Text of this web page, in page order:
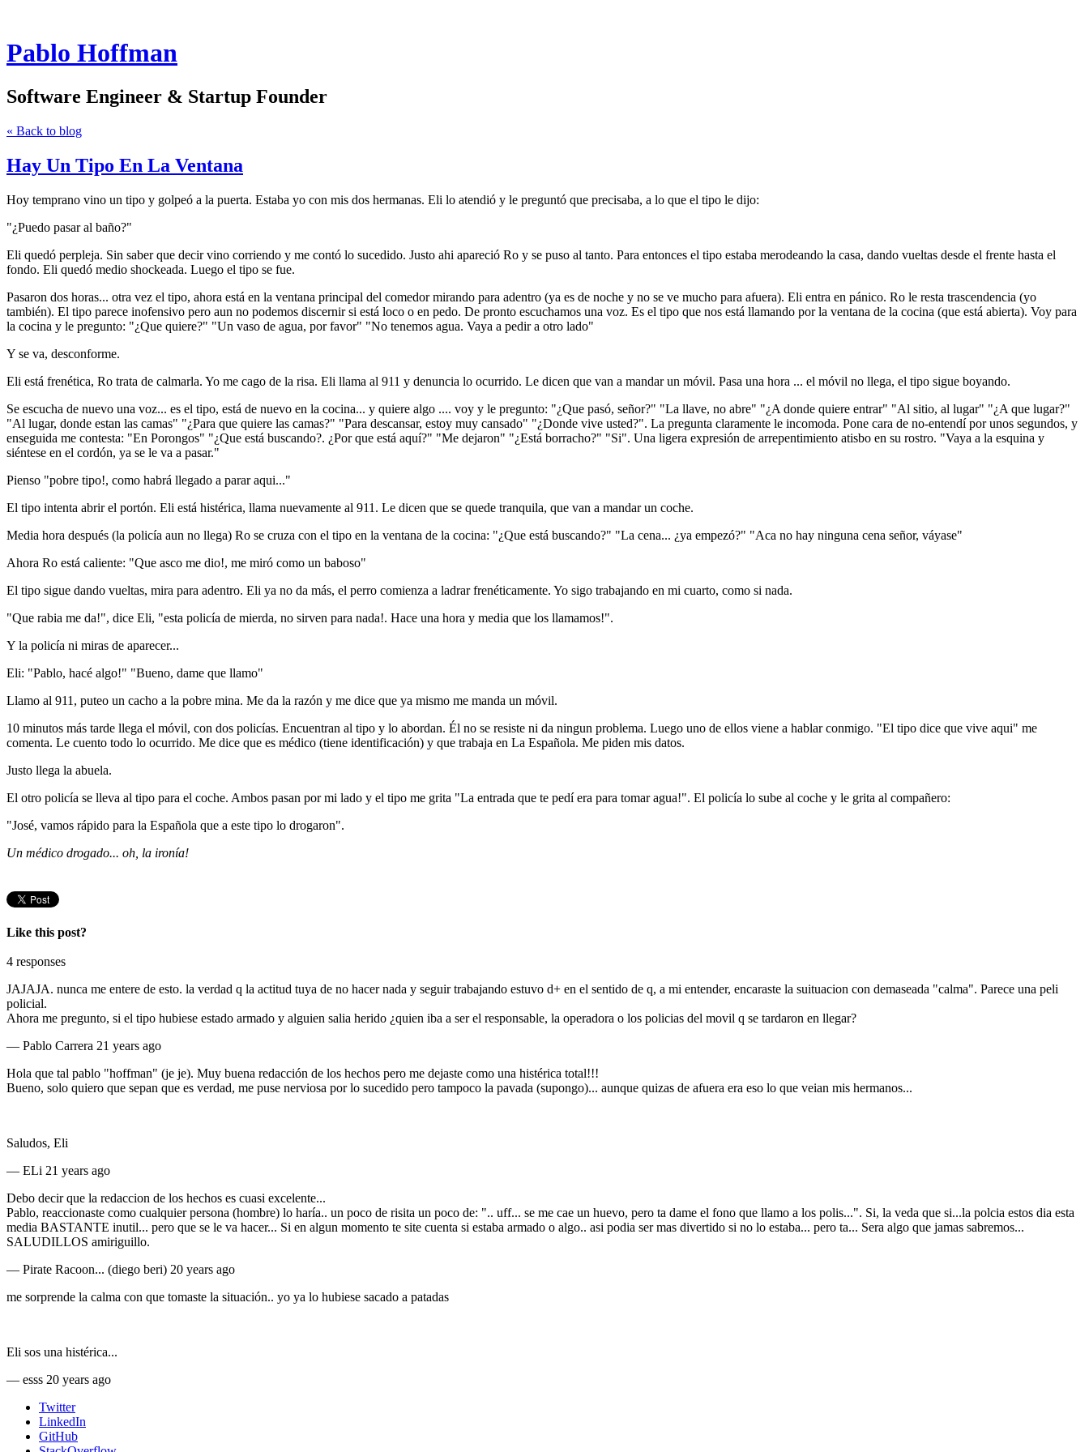
Pablo Hoffman
Software Engineer & Startup Founder
« Back to blog
Hay Un Tipo En La Ventana
Hoy temprano vino un tipo y golpeó a la puerta. Estaba yo con mis dos hermanas. Eli lo atendió y le preguntó que precisaba, a lo que el tipo le dijo:
"¿Puedo pasar al baño?"
Eli quedó perpleja. Sin saber que decir vino corriendo y me contó lo sucedido. Justo ahi apareció Ro y se puso al tanto. Para entonces el tipo estaba merodeando la casa, dando vueltas desde el frente hasta el
fondo. Eli quedó medio shockeada. Luego el tipo se fue.
Pasaron dos horas... otra vez el tipo, ahora está en la ventana principal del comedor mirando para adentro (ya es de noche y no se ve mucho para afuera). Eli entra en pánico. Ro le resta trascendencia (yo
también). El tipo parece inofensivo pero aun no podemos discernir si está loco o en pedo. De pronto escuchamos una voz. Es el tipo que nos está llamando por la ventana de la cocina (que está abierta). Voy para
la cocina y le pregunto: "¿Que quiere?" "Un vaso de agua, por favor" "No tenemos agua. Vaya a pedir a otro lado"
Y se va, desconforme.
Eli está frenética, Ro trata de calmarla. Yo me cago de la risa. Eli llama al 911 y denuncia lo ocurrido. Le dicen que van a mandar un móvil. Pasa una hora ... el móvil no llega, el tipo sigue boyando.
Se escucha de nuevo una voz... es el tipo, está de nuevo en la cocina... y quiere algo .... voy y le pregunto: "¿Que pasó, señor?" "La llave, no abre" "¿A donde quiere entrar" "Al sitio, al lugar" "¿A que lugar?"
"Al lugar, donde estan las camas" "¿Para que quiere las camas?" "Para descansar, estoy muy cansado" "¿Donde vive usted?". La pregunta claramente le incomoda. Pone cara de no-entendí por unos segundos, y
enseguida me contesta: "En Porongos" "¿Que está buscando?. ¿Por que está aquí?" "Me dejaron" "¿Está borracho?" "Si". Una ligera expresión de arrepentimiento atisbo en su rostro. "Vaya a la esquina y
siéntese en el cordón, ya se le va a pasar."
Pienso "pobre tipo!, como habrá llegado a parar aqui..."
El tipo intenta abrir el portón. Eli está histérica, llama nuevamente al 911. Le dicen que se quede tranquila, que van a mandar un coche.
Media hora después (la policía aun no llega) Ro se cruza con el tipo en la ventana de la cocina: "¿Que está buscando?" "La cena... ¿ya empezó?" "Aca no hay ninguna cena señor, váyase"
Ahora Ro está caliente: "Que asco me dio!, me miró como un baboso"
El tipo sigue dando vueltas, mira para adentro. Eli ya no da más, el perro comienza a ladrar frenéticamente. Yo sigo trabajando en mi cuarto, como si nada.
"Que rabia me da!", dice Eli, "esta policía de mierda, no sirven para nada!. Hace una hora y media que los llamamos!".
Y la policía ni miras de aparecer...
Eli: "Pablo, hacé algo!" "Bueno, dame que llamo"
Llamo al 911, puteo un cacho a la pobre mina. Me da la razón y me dice que ya mismo me manda un móvil.
10 minutos más tarde llega el móvil, con dos policías. Encuentran al tipo y lo abordan. Él no se resiste ni da ningun problema. Luego uno de ellos viene a hablar conmigo. "El tipo dice que vive aqui" me
comenta. Le cuento todo lo ocurrido. Me dice que es médico (tiene identificación) y que trabaja en La Española. Me piden mis datos.
Justo llega la abuela.
El otro policía se lleva al tipo para el coche. Ambos pasan por mi lado y el tipo me grita "La entrada que te pedí era para tomar agua!". El policía lo sube al coche y le grita al compañero:
"José, vamos rápido para la Española que a este tipo lo drogaron".
Un médico drogado... oh, la ironía!
Like this post?
4 responses
JAJAJA. nunca me entere de esto. la verdad q la actitud tuya de no hacer nada y seguir trabajando estuvo d+ en el sentido de q, a mi entender, encaraste la suituacion con demaseada "calma". Parece una peli
policial.
Ahora me pregunto, si el tipo hubiese estado armado y alguien salia herido ¿quien iba a ser el responsable, la operadora o los policias del movil q se tardaron en llegar?
— Pablo Carrera 21 years ago
Hola que tal pablo "hoffman" (je je). Muy buena redacción de los hechos pero me dejaste como una histérica total!!!
Bueno, solo quiero que sepan que es verdad, me puse nerviosa por lo sucedido pero tampoco la pavada (supongo)... aunque quizas de afuera era eso lo que veian mis hermanos...
Saludos, Eli
— ELi 21 years ago
Debo decir que la redaccion de los hechos es cuasi excelente...
Pablo, reaccionaste como cualquier persona (hombre) lo haría.. un poco de risita un poco de: ".. uff... se me cae un huevo, pero ta dame el fono que llamo a los polis...". Si, la veda que si...la polcia estos dia esta
media BASTANTE inutil... pero que se le va hacer... Si en algun momento te site cuenta si estaba armado o algo.. asi podia ser mas divertido si no lo estaba... pero ta... Sera algo que jamas sabremos...
SALUDILLOS amiriguillo.
— Pirate Racoon... (diego beri) 20 years ago
me sorprende la calma con que tomaste la situación.. yo ya lo hubiese sacado a patadas
Eli sos una histérica...
— esss 20 years ago
Twitter
LinkedIn
GitHub